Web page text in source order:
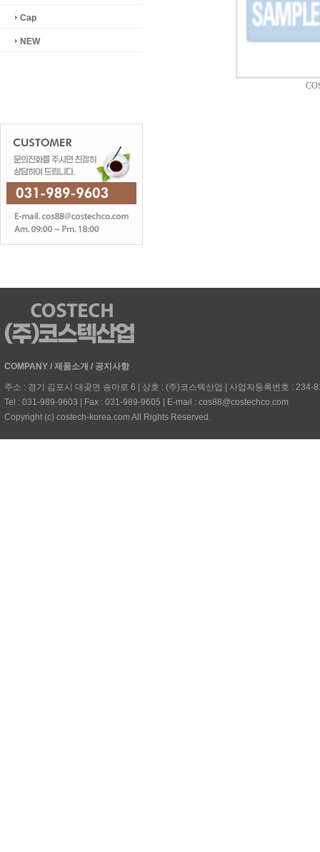
Cap
NEW
COMPANY / 제품소개 / 공지사항
주소 : 경기 김포시 대곶면 송마로 6 | 상호 : (주)코스텍산업 | 사업자등록번호 : 234-
Tel : 031-989-9603 | Fax : 031-989-9605 | E-mail : cos88@costechco.com
Copyright (c) costech-korea.com All Rights Reserved.